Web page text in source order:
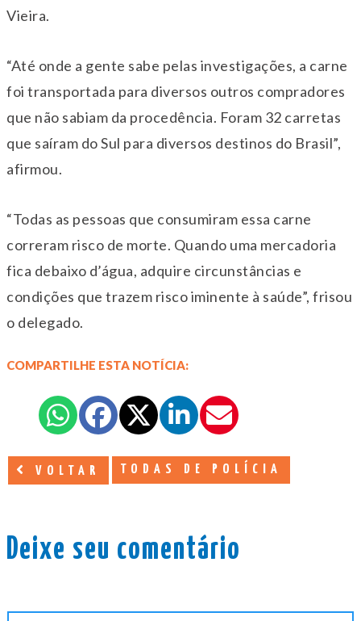
Vieira.
“Até onde a gente sabe pelas investigações, a carne
foi transportada para diversos outros compradores
que não sabiam da procedência. Foram 32 carretas
que saíram do Sul para diversos destinos do Brasil”,
afirmou.
“Todas as pessoas que consumiram essa carne
correram risco de morte. Quando uma mercadoria
fica debaixo d’água, adquire circunstâncias e
condições que trazem risco iminente à saúde”, frisou
o delegado.
COMPARTILHE ESTA NOTÍCIA:
VOLTAR TODAS DE POLÍCIA
Deixe seu comentário